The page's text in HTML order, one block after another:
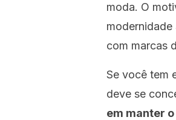
moda. O
com marcas
Se você tem
deve se
em manter